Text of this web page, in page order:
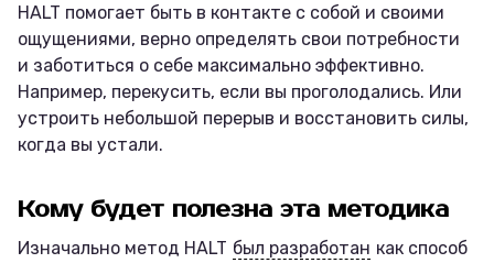
HALT помогает быть в контакте с собой и своими
ощущениями, верно определять свои потребности
и заботиться о себе максимально эффективно.
Например, перекусить, если вы проголодались. Или
устроить небольшой перерыв и восстановить силы,
когда вы устали.
Кому будет полезна эта методика
Изначально метод HALT был разработан как способ